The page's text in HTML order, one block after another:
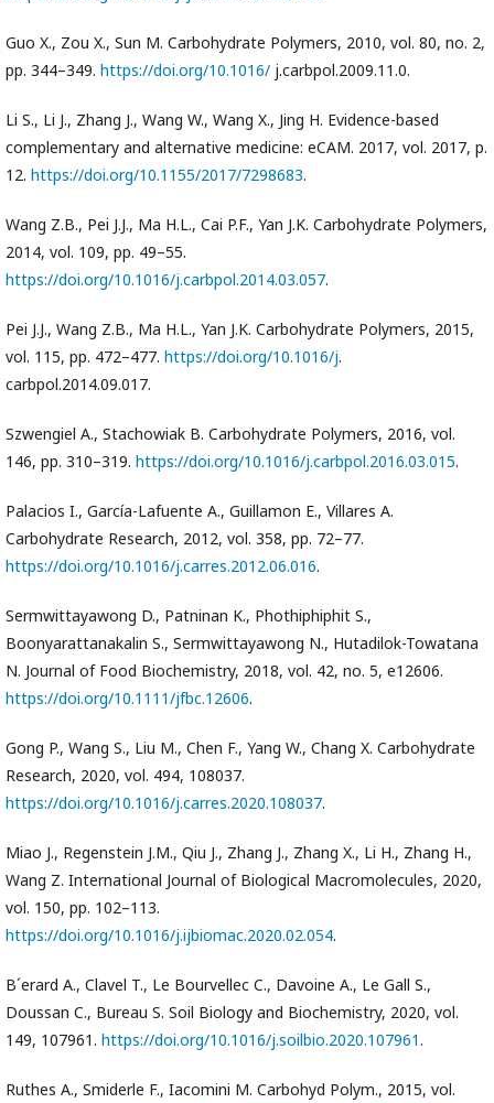
Guo X., Zou X., Sun M. Carbohydrate Polymers, 2010, vol. 80, no. 2,
pp. 344–349. https://doi.org/10.1016/ j.carbpol.2009.11.0.
Li S., Li J., Zhang J., Wang W., Wang X., Jing H. Evidence-based
complementary and alternative medicine: eCAM. 2017, vol. 2017, p.
12. https://doi.org/10.1155/2017/7298683.
Wang Z.B., Pei J.J., Ma H.L., Cai P.F., Yan J.K. Carbohydrate Polymers,
2014, vol. 109, pp. 49–55.
https://doi.org/10.1016/j.carbpol.2014.03.057.
Pei J.J., Wang Z.B., Ma H.L., Yan J.K. Carbohydrate Polymers, 2015,
vol. 115, pp. 472–477. https://doi.org/10.1016/j.
carbpol.2014.09.017.
Szwengiel A., Stachowiak B. Carbohydrate Polymers, 2016, vol.
146, pp. 310–319. https://doi.org/10.1016/j.carbpol.2016.03.015.
Palacios I., García-Lafuente A., Guillamon E., Villares A.
Carbohydrate Research, 2012, vol. 358, pp. 72–77.
https://doi.org/10.1016/j.carres.2012.06.016.
Sermwittayawong D., Patninan K., Phothiphiphit S.,
Boonyarattanakalin S., Sermwittayawong N., Hutadilok-Towatana
N. Journal of Food Biochemistry, 2018, vol. 42, no. 5, e12606.
https://doi.org/10.1111/jfbc.12606.
Gong P., Wang S., Liu M., Chen F., Yang W., Chang X. Carbohydrate
Research, 2020, vol. 494, 108037.
https://doi.org/10.1016/j.carres.2020.108037.
Miao J., Regenstein J.M., Qiu J., Zhang J., Zhang X., Li H., Zhang H.,
Wang Z. International Journal of Biological Macromolecules, 2020,
vol. 150, pp. 102–113.
https://doi.org/10.1016/j.ijbiomac.2020.02.054.
B´erard A., Clavel T., Le Bourvellec C., Davoine A., Le Gall S.,
Doussan C., Bureau S. Soil Biology and Biochemistry, 2020, vol.
149, 107961. https://doi.org/10.1016/j.soilbio.2020.107961.
Ruthes A., Smiderle F., Iacomini M. Carbohyd Polym., 2015, vol.